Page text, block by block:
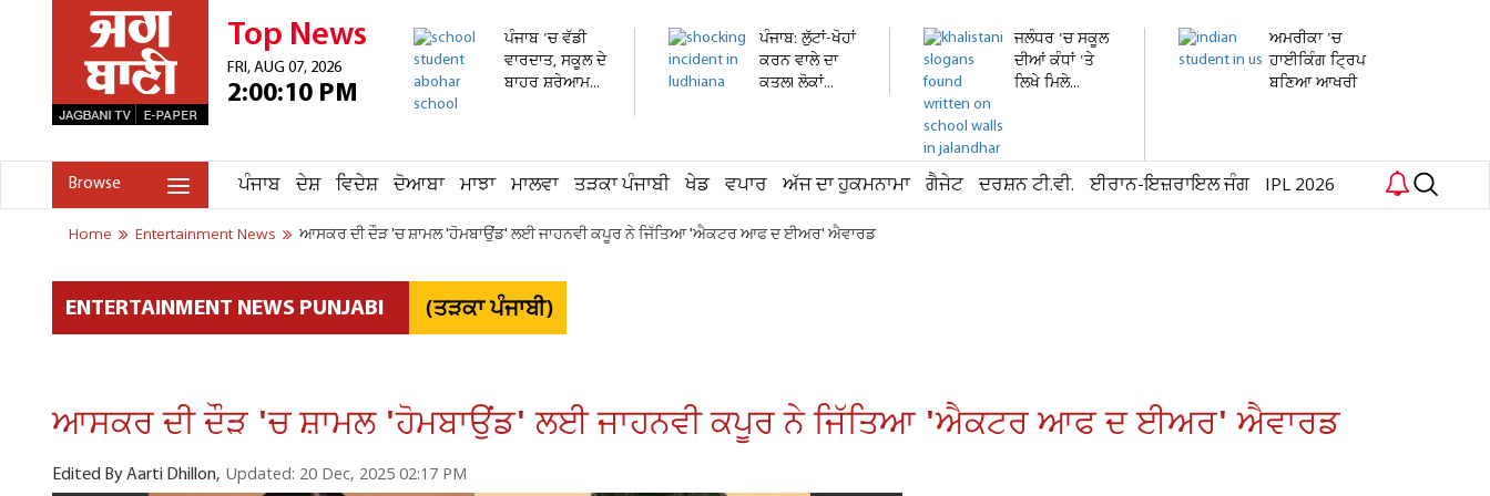
Top News
FRI, AUG 07, 2026
2:00:10 PM
ਪੰਜਾਬ 'ਚ ਵੱਡੀ
ਵਾਰਦਾਤ, ਸਕੂਲ ਦੇ
ਬਾਹਰ ਸ਼ਰੇਆਮ...
ਪੰਜਾਬ: ਲੁੱਟਾਂ-ਖੋਹਾਂ
ਕਰਨ ਵਾਲੇ ਦਾ
ਕਤਲ! ਲੋਕਾਂ...
ਜਲੰਧਰ 'ਚ ਸਕੂਲ
ਦੀਆਂ ਕੰਧਾਂ 'ਤੇ
ਲਿਖੇ ਮਿਲੇ...
ਅਮਰੀਕਾ 'ਚ
ਹਾਈਕਿੰਗ ਟ੍ਰਿਪ
ਬਣਿਆ ਆਖਰੀ
Browse ਪੰਜਾਬ ਦੇਸ਼ ਵਿਦੇਸ਼ ਦੋਆਬਾ ਮਾਝਾ ਮਾਲਵਾ ਤੜਕਾ ਪੰਜਾਬੀ ਖੇਡ ਵਪਾਰ ਅੱਜ ਦਾ ਹੁਕਮਨਾਮਾ ਗੈਜੇਟ ਦਰਸ਼ਨ ਟੀ.ਵੀ. ਈਰਾਨ-ਇਜ਼ਰਾਇਲ ਜੰਗ IPL 2026
Home Entertainment News ਆਸਕਰ ਦੀ ਦੌੜ 'ਚ ਸ਼ਾਮਲ 'ਹੋਮਬਾਉਂਡ' ਲਈ ਜਾਹਨਵੀ ਕਪੂਰ ਨੇ ਜਿੱਤਿਆ 'ਐਕਟਰ ਆਫ ਦ ਈਅਰ' ਐਵਾਰਡ
ENTERTAINMENT NEWS PUNJABI (ਤੜਕਾ ਪੰਜਾਬੀ)
ਆਸਕਰ ਦੀ ਦੌੜ 'ਚ ਸ਼ਾਮਲ 'ਹੋਮਬਾਉਂਡ' ਲਈ ਜਾਹਨਵੀ ਕਪੂਰ ਨੇ ਜਿੱਤਿਆ 'ਐਕਟਰ ਆਫ ਦ ਈਅਰ' ਐਵਾਰਡ
Edited By Aarti Dhillon, Updated: 20 Dec, 2025 02:17 PM